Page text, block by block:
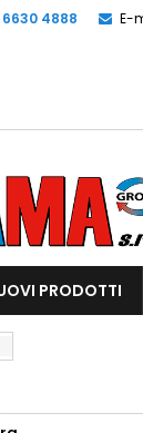
6630 4888 E-
PRODOTTI